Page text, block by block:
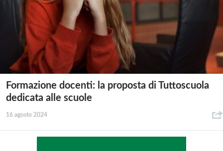
Formazione docenti: la proposta di Tuttoscuola
dedicata alle scuole
16 agosto 2024